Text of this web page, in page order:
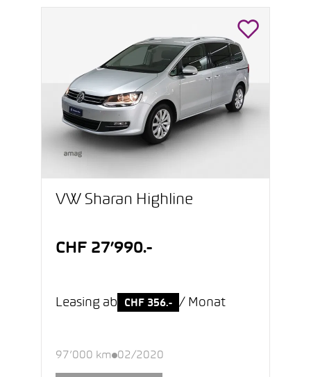
VW Sharan Highline
CHF 27’990.-
Leasing ab CHF 356.- / Monat
97’000 km 02/2020